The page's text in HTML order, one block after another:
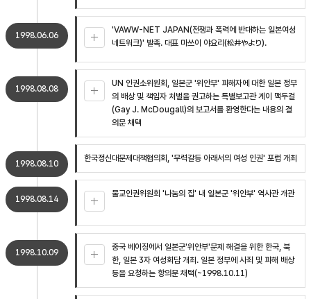
1998.06.06
'VAWW-NET JAPAN(전쟁과 폭력에 반대하는 일본여성
네트워크)' 발족. 대표 마쓰이 야요리(松井やより).
1998.08.08
UN 인권소위원회, 일본군 '위안부' 피해자에 대한 일본 정부
의 배상 및 책임자 처벌을 권고하는 특별보고관 게이 맥두걸
(Gay J. McDougall)의 보고서를 환영한다는 내용의 결
의문 채택
1998.08.10
한국정신대문제대책협의회, '무력갈등 아래서의 여성 인권' 포럼 개최
1998.08.14
불교인권위원회 '나눔의 집' 내 일본군 '위안부' 역사관 개관
1998.10.09
중국 베이징에서 일본군'위안부'문제 해결을 위한 한국, 북
한, 일본 3자 여성회담 개최. 일본 정부에 사죄 및 피해 배상
등을 요청하는 항의문 채택(~1998.10.11)